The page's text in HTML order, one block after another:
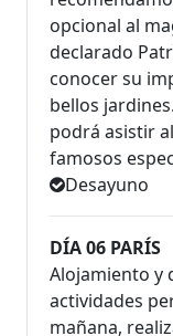
opcional al
declarado
conocer su
bellos
podrá asistir
famosos
Desayuno
DÍA 06 PARÍS
Alojamiento y
actividades
mañana,